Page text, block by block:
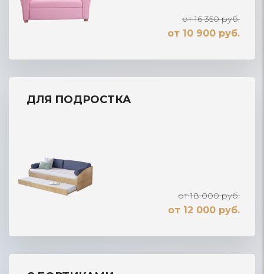
от 16 350 руб.
от 10 900 руб.
ДЛЯ ПОДРОСТКА
от 18 000 руб.
от 12 000 руб.